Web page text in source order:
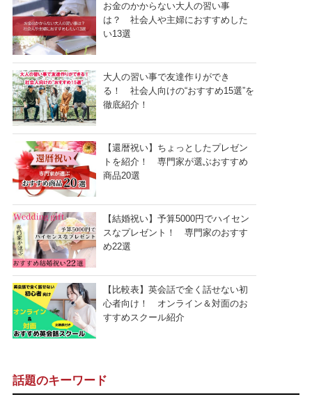
お金のかからない大人の習い事
は？ 社会人や主婦におすすめした
い13選
大人の習い事で友達作りができ
る！ 社会人向けの“おすすめ15選”を
徹底紹介！
【還暦祝い】ちょっとしたプレゼン
トを紹介！ 専門家が選ぶおすすめ
商品20選
【結婚祝い】予算5000円でハイセン
スなプレゼント！ 専門家のおすす
め22選
【比較表】英会話で全く話せない初
心者向け！ オンライン＆対面のお
すすめスクール紹介
話題のキーワード